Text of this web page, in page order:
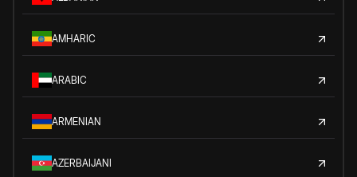
AMHARIC
ARABIC
ARMENIAN
AZERBAIJANI